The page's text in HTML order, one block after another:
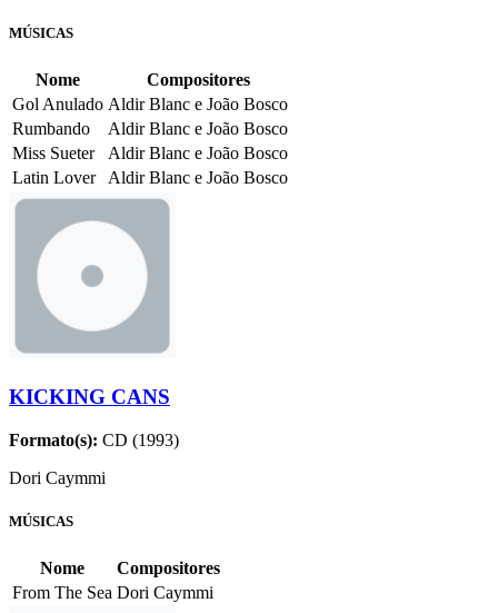
MÚSICAS
Nome
Compositores
Gol Anulado Aldir Blanc e João Bosco
Rumbando
Aldir Blanc e João Bosco
Miss Sueter
Aldir Blanc e João Bosco
Latin Lover
Aldir Blanc e João Bosco
KICKING CANS
Formato(s): CD (1993)
Dori Caymmi
MÚSICAS
Nome
Compositores
From The Sea Dori Caymmi